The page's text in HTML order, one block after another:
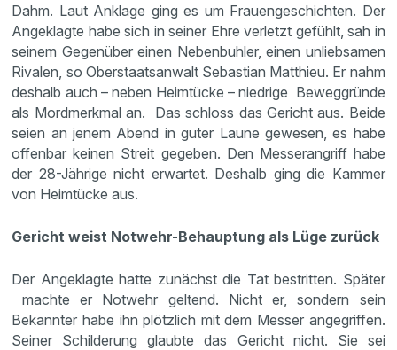
Dahm. Laut Anklage ging es um Frauengeschichten. Der
Angeklagte habe sich in seiner Ehre verletzt gefühlt, sah in
seinem Gegenüber einen Nebenbuhler, einen unliebsamen
Rivalen, so Oberstaatsanwalt Sebastian Matthieu. Er nahm
deshalb auch – neben Heimtücke – niedrige Beweggründe
als Mordmerkmal an. Das schloss das Gericht aus. Beide
seien an jenem Abend in guter Laune gewesen, es habe
offenbar keinen Streit gegeben. Den Messerangriff habe
der 28-Jährige nicht erwartet. Deshalb ging die Kammer
von Heimtücke aus.
Gericht weist Notwehr-Behauptung als Lüge zurück
Der Angeklagte hatte zunächst die Tat bestritten. Später
machte er Notwehr geltend. Nicht er, sondern sein
Bekannter habe ihn plötzlich mit dem Messer angegriffen.
Seiner Schilderung glaubte das Gericht nicht. Sie sei